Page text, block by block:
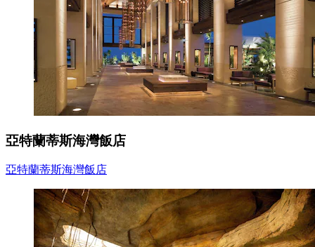
亞特蘭蒂斯海灣飯店
亞特蘭蒂斯海灣飯店